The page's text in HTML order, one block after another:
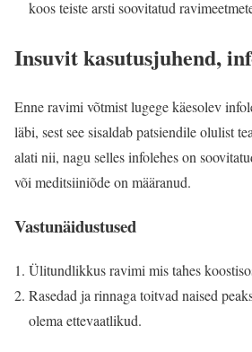
koos teiste arsti soovitatud
Insuvit kasutusjuhend,
Enne ravimi võtmist lugege käesolev
läbi, sest see sisaldab patsiendile olulist
alati nii, nagu selles infolehes on
või meditsiiniõde on määranud.
Vastunäidustused
Ülitundlikkus ravimi mis tahes
Rasedad ja rinnaga toitvad naised
olema ettevaatlikud.